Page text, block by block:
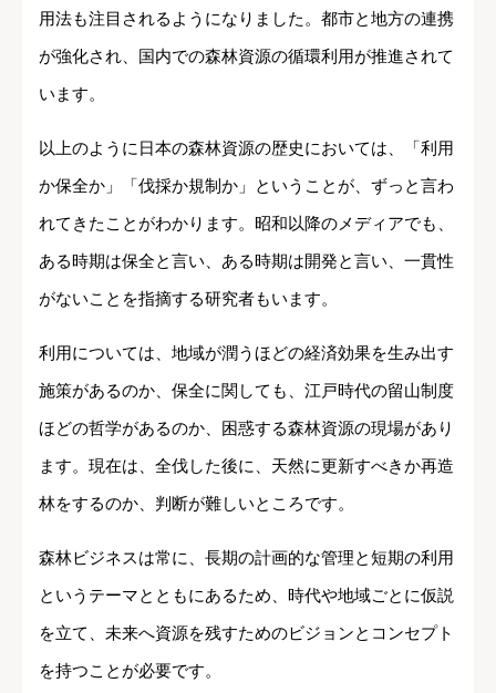
用法も注目されるようになりました。都市と地方の連携
が強化され、国内での森林資源の循環利用が推進されて
います。
以上のように日本の森林資源の歴史においては、「利用
か保全か」「伐採か規制か」ということが、ずっと言わ
れてきたことがわかります。昭和以降のメディアでも、
ある時期は保全と言い、ある時期は開発と言い、一貫性
がないことを指摘する研究者もいます。
利用については、地域が潤うほどの経済効果を生み出す
施策があるのか、保全に関しても、江戸時代の留山制度
ほどの哲学があるのか、困惑する森林資源の現場があり
ます。現在は、全伐した後に、天然に更新すべきか再造
林をするのか、判断が難しいところです。
森林ビジネスは常に、長期の計画的な管理と短期の利用
というテーマとともにあるため、時代や地域ごとに仮説
を立て、未来へ資源を残すためのビジョンとコンセプト
を持つことが必要です。